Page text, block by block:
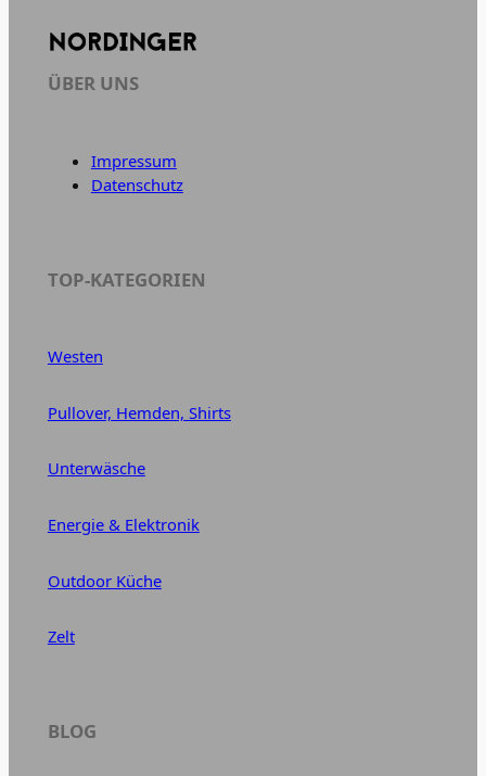
ÜBER UNS
Impressum
Datenschutz
TOP-KATEGORIEN
Westen
Pullover, Hemden, Shirts
Unterwäsche
Energie & Elektronik
Outdoor Küche
Zelt
BLOG